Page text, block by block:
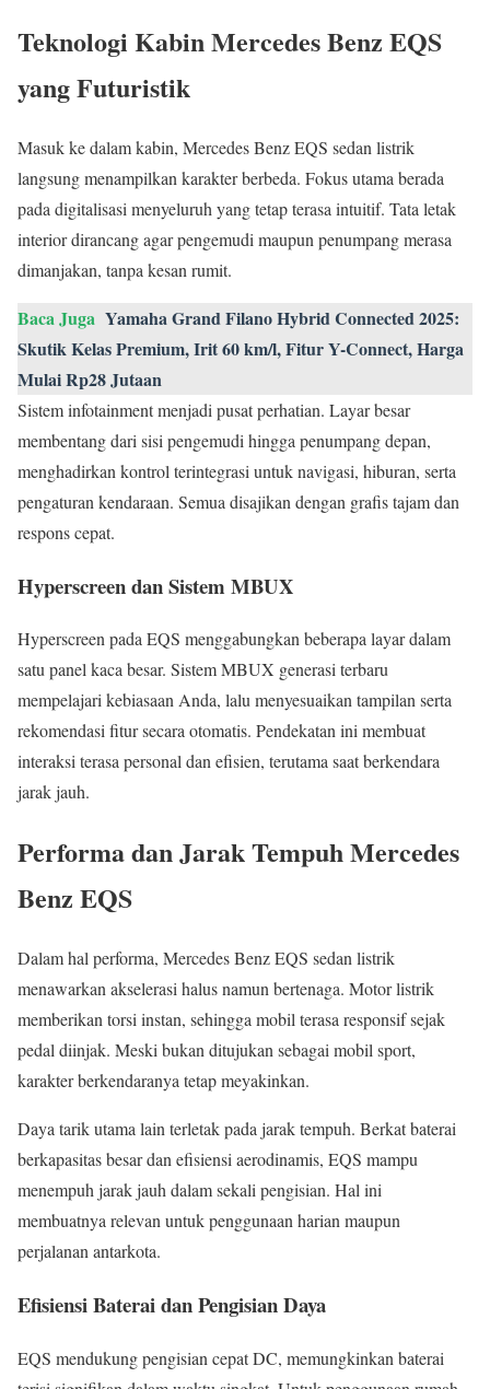
Teknologi Kabin Mercedes Benz EQS
yang Futuristik
Masuk ke dalam kabin, Mercedes Benz EQS sedan listrik
langsung menampilkan karakter berbeda. Fokus utama berada
pada digitalisasi menyeluruh yang tetap terasa intuitif. Tata letak
interior dirancang agar pengemudi maupun penumpang merasa
dimanjakan, tanpa kesan rumit.
Baca Juga Yamaha Grand Filano Hybrid Connected 2025:
Skutik Kelas Premium, Irit 60 km/l, Fitur Y-Connect, Harga
Mulai Rp28 Jutaan
Sistem infotainment menjadi pusat perhatian. Layar besar
membentang dari sisi pengemudi hingga penumpang depan,
menghadirkan kontrol terintegrasi untuk navigasi, hiburan, serta
pengaturan kendaraan. Semua disajikan dengan grafis tajam dan
respons cepat.
Hyperscreen dan Sistem MBUX
Hyperscreen pada EQS menggabungkan beberapa layar dalam
satu panel kaca besar. Sistem MBUX generasi terbaru
mempelajari kebiasaan Anda, lalu menyesuaikan tampilan serta
rekomendasi fitur secara otomatis. Pendekatan ini membuat
interaksi terasa personal dan efisien, terutama saat berkendara
jarak jauh.
Performa dan Jarak Tempuh Mercedes
Benz EQS
Dalam hal performa, Mercedes Benz EQS sedan listrik
menawarkan akselerasi halus namun bertenaga. Motor listrik
memberikan torsi instan, sehingga mobil terasa responsif sejak
pedal diinjak. Meski bukan ditujukan sebagai mobil sport,
karakter berkendaranya tetap meyakinkan.
Daya tarik utama lain terletak pada jarak tempuh. Berkat baterai
berkapasitas besar dan efisiensi aerodinamis, EQS mampu
menempuh jarak jauh dalam sekali pengisian. Hal ini
membuatnya relevan untuk penggunaan harian maupun
perjalanan antarkota.
Efisiensi Baterai dan Pengisian Daya
EQS mendukung pengisian cepat DC, memungkinkan baterai